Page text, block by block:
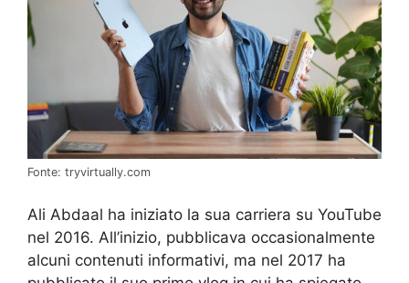
Fonte: tryvirtually.com
Ali Abdaal ha iniziato la sua carriera su YouTube
nel 2016. All’inizio, pubblicava occasionalmente
alcuni contenuti informativi, ma nel 2017 ha